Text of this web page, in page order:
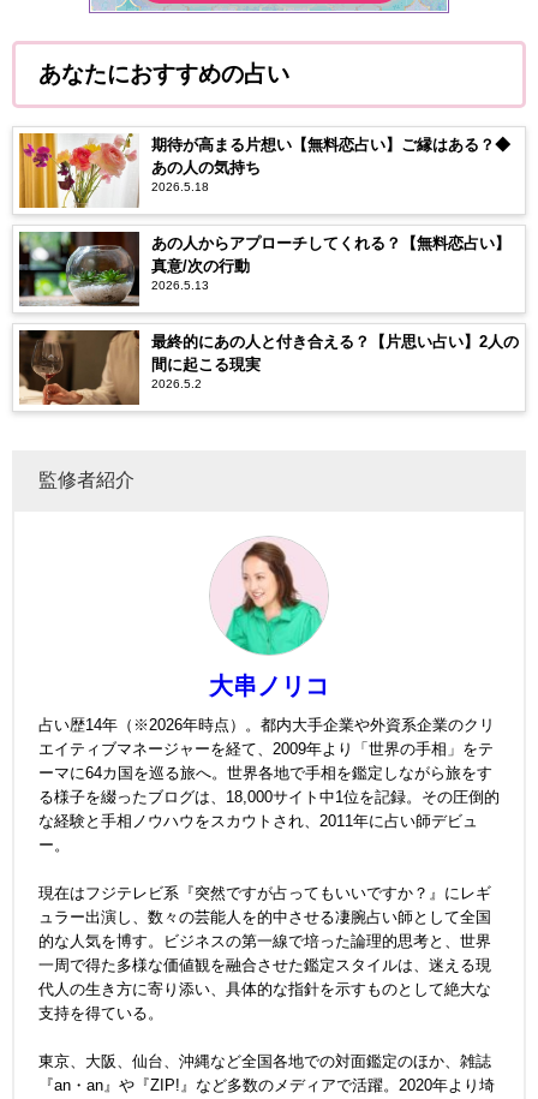
あなたにおすすめの占い
期待が高まる片想い【無料恋占い】ご縁はある？◆
あの人の気持ち
2026.5.18
あの人からアプローチしてくれる？【無料恋占い】
真意/次の行動
2026.5.13
最終的にあの人と付き合える？【片思い占い】2人の
間に起こる現実
2026.5.2
監修者紹介
大串ノリコ
占い歴14年（※2026年時点）。都内大手企業や外資系企業のクリ
エイティブマネージャーを経て、2009年より「世界の手相」をテ
ーマに64カ国を巡る旅へ。世界各地で手相を鑑定しながら旅をす
る様子を綴ったブログは、18,000サイト中1位を記録。その圧倒的
な経験と手相ノウハウをスカウトされ、2011年に占い師デビュ
ー。
現在はフジテレビ系『突然ですが占ってもいいですか？』にレギ
ュラー出演し、数々の芸能人を的中させる凄腕占い師として全国
的な人気を博す。ビジネスの第一線で培った論理的思考と、世界
一周で得た多様な価値観を融合させた鑑定スタイルは、迷える現
代人の生き方に寄り添い、具体的な指針を示すものとして絶大な
支持を得ている。
東京、大阪、仙台、沖縄など全国各地での対面鑑定のほか、雑誌
『an・an』や『ZIP!』など多数のメディアで活躍。2020年より埼